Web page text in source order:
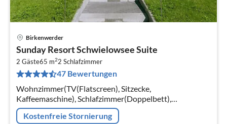
Birkenwerder
Sunday Resort Schwielowsee Suite
2 Gäste65 m22 Schlafzimmer
47 Bewertungen
Wohnzimmer(TV(Flatscreen), Sitzecke,
Kaffeemaschine), Schlafzimmer(Doppelbett),
Schlafzimmer(Doppelbett), Badezimmer(Badewanne
oder Dusche, Waschbecken, Toilette, Föhn, , )
Kostenfreie Stornierung